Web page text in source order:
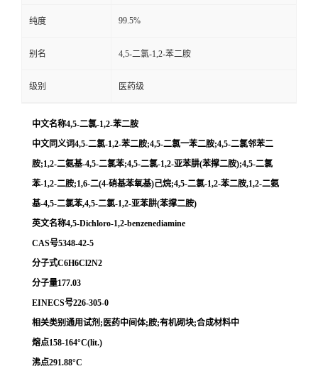
纯度 99.5%
别名 4,5-二氯-1,2-苯二胺
级别 医药级
中文名称4,5-二氯-1,2-苯二胺
中文同义词4,5-二氯-1,2-苯二胺;4,5-二氯一苯二胺;4,5-二氯邻苯二
胺;1,2-二氨基-4,5-二氯苯;4,5-二氯-1,2-亚苯肼(苯撑二胺);4,5-二氯
苯-1,2-二胺;1,6-二(4-硝基苯氧基)己烷;4,5-二氯-1,2-苯二胺,1,2-二氨
基-4,5-二氯苯,4,5-二氯-1,2-亚苯肼(苯撑二胺)
英文名称4,5-Dichloro-1,2-benzenediamine
CAS号5348-42-5
分子式C6H6Cl2N2
分子量177.03
EINECS号226-305-0
相关类别通用试剂;医药中间体;胺;有机砌块;合成材料中
熔点158-164°C(lit.)
沸点291.88°C